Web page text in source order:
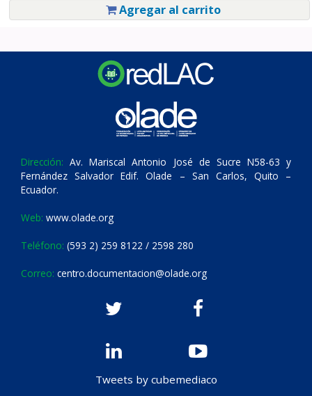
Agregar al carrito
Dirección: Av. Mariscal Antonio José de Sucre N58-63 y
Fernández Salvador Edif. Olade – San Carlos, Quito –
Ecuador.
Web: www.olade.org
Teléfono: (593 2) 259 8122 / 2598 280
Correo: centro.documentacion@olade.org
Tweets by cubemediaco